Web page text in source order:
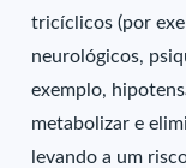
tricíclicos (por
neurológicos,
exemplo,
metabolizar e
levando a um